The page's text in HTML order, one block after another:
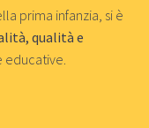
prima infanzia, si è
qualità e